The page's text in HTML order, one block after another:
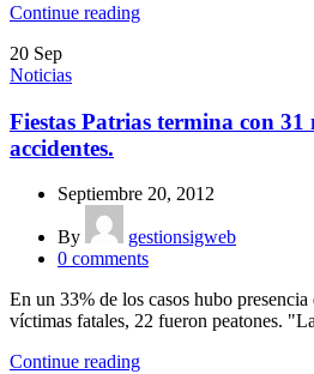
Continue reading
20 Sep
Noticias
Fiestas Patrias termina con 31
accidentes.
Septiembre 20, 2012
By
gestionsigweb
0 comments
En un 33% de los casos hubo
víctimas fatales, 22 fueron peatones.
Continue reading